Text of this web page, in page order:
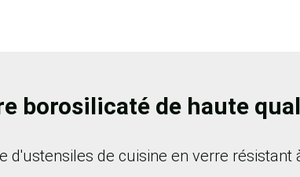
borosilicaté de haute
de cuisine en verre résistant